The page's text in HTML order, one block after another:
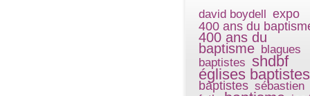
david boydell expo
400 ans du
400 ans du
baptisme blagues
baptistes shdbf
églises baptistes
baptistes sébastien